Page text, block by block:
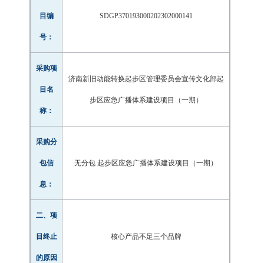
目编
号：
SDGP370193000202302000141
采购项
目名
称：
济南新旧动能转换起步区管理委员会宣传文化部起
步区应急广播体系建设项目（一期）
采购分
包信
息：
无分包 起步区应急广播体系建设项目（一期）
二、项
目终止
的原因
核心产品不足三个品牌